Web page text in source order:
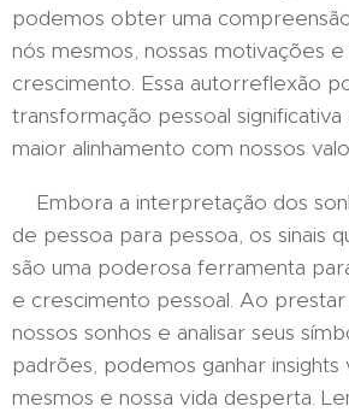
podemos obter uma
nós mesmos, nossas motivações
crescimento. Essa autorreflexão
transformação pessoal
maior alinhamento com nossos
Embora a interpretação dos
de pessoa para pessoa, os sinais
são uma poderosa ferramenta
e crescimento pessoal. Ao
nossos sonhos e analisar seus
padrões, podemos ganhar insights
mesmos e nossa vida desperta.